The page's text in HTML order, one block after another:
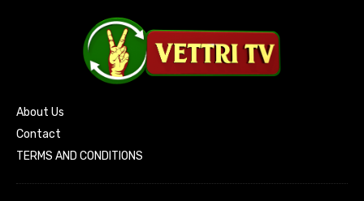
About Us
Contact
TERMS AND CONDITIONS